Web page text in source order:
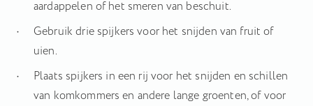
aardappelen of het smeren van beschuit.
Gebruik drie spijkers voor het snijden van fruit of
uien.
Plaats spijkers in een rij voor het snijden en schillen
van komkommers en andere lange groenten, of voor